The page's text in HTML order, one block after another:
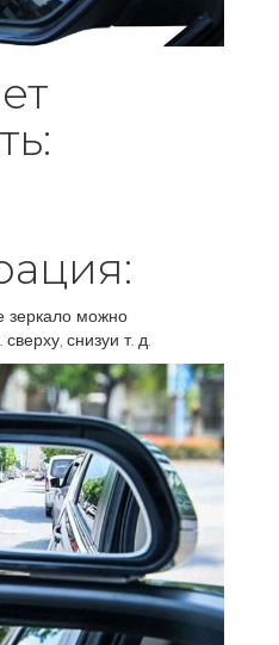
зеркало можно
снизуи т. д.